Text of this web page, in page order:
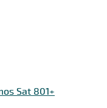
Sat 801+